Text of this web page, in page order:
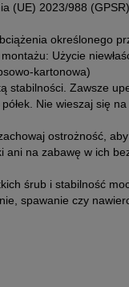
(UE) 2023/988
określonego
Użycie
kartonowa)
stabilności. Zawsze
Nie wieszaj się
ostrożność,
na zabawę w ich
śrub i stabilność
spawanie czy